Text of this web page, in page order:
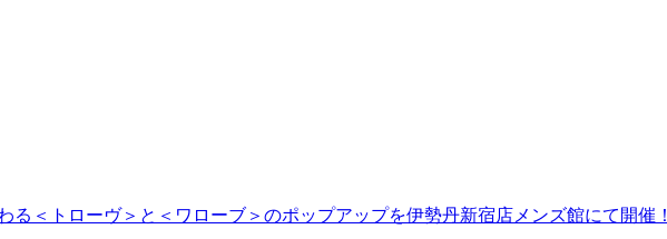
る＜トローヴ＞と＜ワローブ＞のポップアップを伊勢丹新宿店メンズ館にて開催！